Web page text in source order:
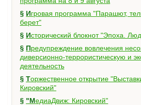
§ Игровая программа "Парашют, тельняшка, голубой
берет"
§
Исторический блокнот "Эпоха.
§ Предупреждение вовлечения несовершеннолетних в
диверсионно-террористическую и
деятельность
§ Торжественное открытие "Выставки достижений:
Кировский"
§
"МедиаДвиж: Кировский"